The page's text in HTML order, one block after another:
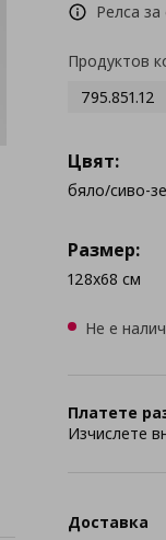
Релса
Продуктов
795.851.12
Цвят:
бяло/сиво-
Размер:
128x68 см
Не е
Платете
Изчислете
Доставка